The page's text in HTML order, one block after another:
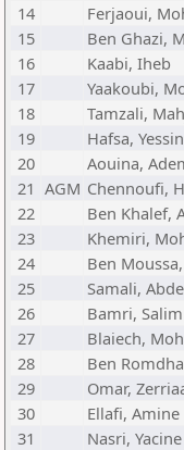
14
Ferjaoui,
15
Ben Ghazi,
16
Kaabi, Iheb
17
Yaakoubi,
18
Tamzali,
19
Hafsa,
20
Aouina,
21 AGM Chennoufi,
22
Ben Khalef,
23
Khemiri,
24
Ben
25
Samali,
26
Bamri, Salim
27
Blaiech,
28
Ben
29
Omar,
30
Ellafi, Amine
31
Nasri, Yacine